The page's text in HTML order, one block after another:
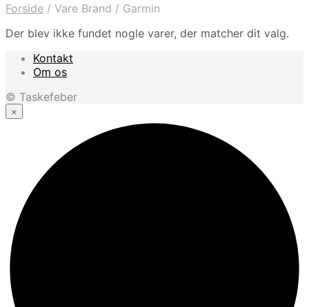
Forside / Vare Brand / Garmin
Der blev ikke fundet nogle varer, der matcher dit valg.
Kontakt
Om os
© Taskefeber
×